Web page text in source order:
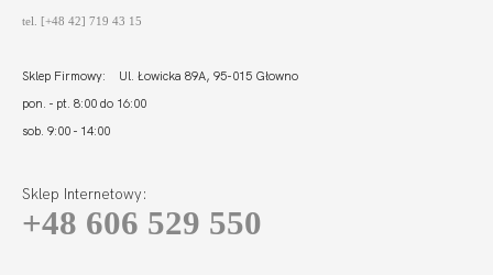
tel. [+48 42] 719 43 15
Sklep Firmowy: Ul. Łowicka 89A, 95-015 Głowno
pon. - pt. 8:00 do 16:00
sob. 9:00 - 14:00
Sklep Internetowy:
+48 606 529 550